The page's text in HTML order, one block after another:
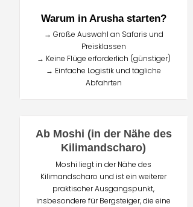
Warum in Arusha starten?
→ Große Auswahl an Safaris und
Preisklassen
→ Keine Flüge erforderlich (günstiger)
→ Einfache Logistik und tägliche
Abfahrten
Ab Moshi (in der Nähe des
Kilimandscharo)
Moshi liegt in der Nähe des
Kilimandscharo und ist ein weiterer
praktischer Ausgangspunkt,
insbesondere für Bergsteiger, die eine